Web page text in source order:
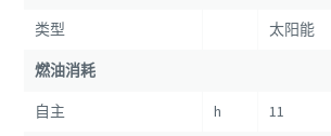
类型 太阳能
燃油消耗
自主 h 11